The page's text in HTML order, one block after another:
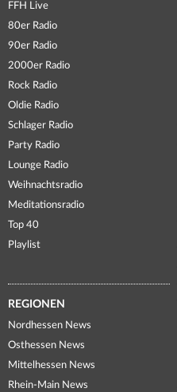
FFH Live
80er Radio
90er Radio
2000er Radio
Rock Radio
Oldie Radio
Schlager Radio
Party Radio
Lounge Radio
Weihnachtsradio
Meditationsradio
Top 40
Playlist
REGIONEN
Nordhessen News
Osthessen News
Mittelhessen News
Rhein-Main News